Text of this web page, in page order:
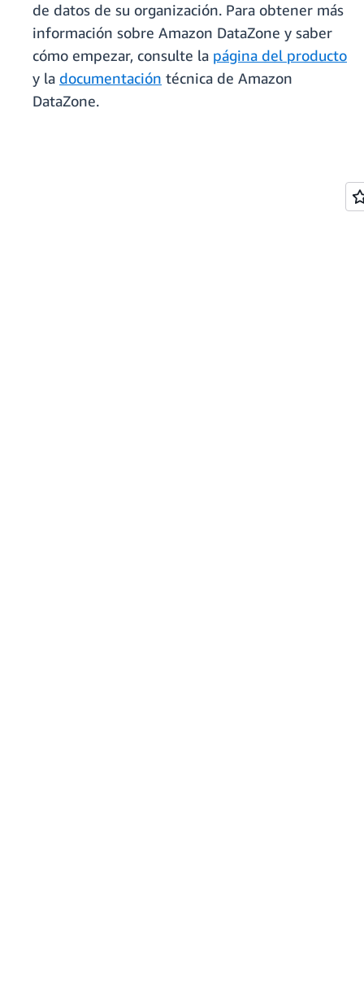
de datos de su organización. Para obtener más
información sobre Amazon DataZone y saber
cómo empezar, consulte la página del producto
y la documentación técnica de Amazon
DataZone.